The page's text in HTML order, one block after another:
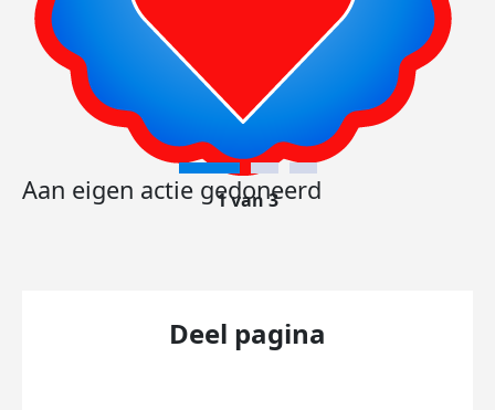
Aan eigen actie gedoneerd
1 van 3
Deel pagina